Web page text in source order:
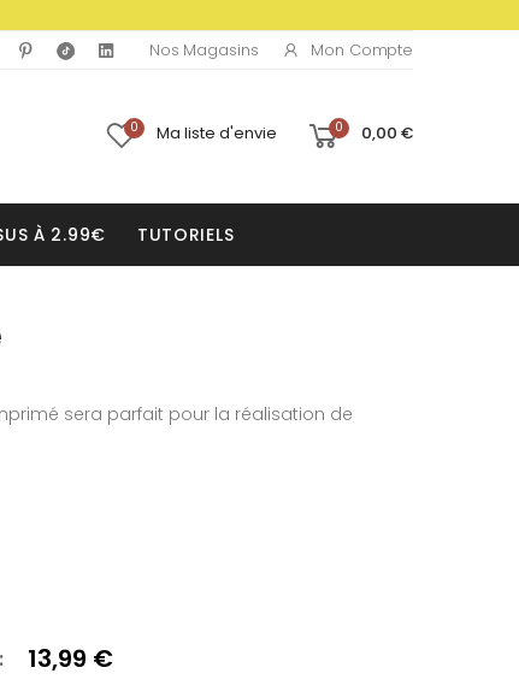
Nos Magasins Mon Compte
0 Ma liste d'envie 0 0,00 €
À 2.99€ TUTORIELS
sera parfait pour la réalisation de
13,99 €